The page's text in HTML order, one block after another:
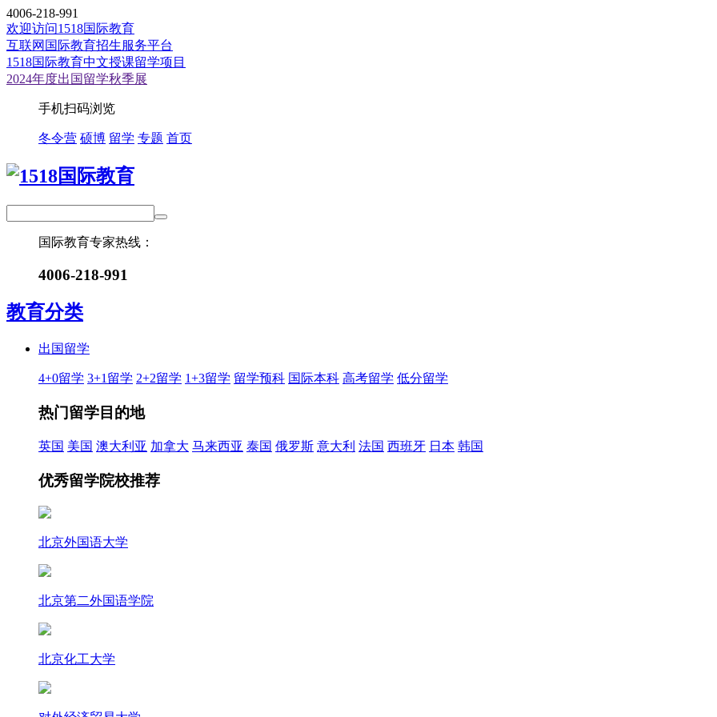
4006-218-991
欢迎访问1518国际教育
互联网国际教育招生服务平台
1518国际教育中文授课留学项目
2024年度出国留学秋季展
手机扫码浏览
冬令营 硕博 留学 专题 首页
国际教育专家热线：
4006-218-991
教育分类
出国留学
4+0留学 3+1留学 2+2留学 1+3留学 留学预科 国际本科 高考留学 低分留学
热门留学目的地
英国 美国 澳大利亚 加拿大 马来西亚 泰国 俄罗斯 意大利 法国 西班牙 日本 韩国
优秀留学院校推荐
北京外国语大学
北京第二外国语学院
北京化工大学